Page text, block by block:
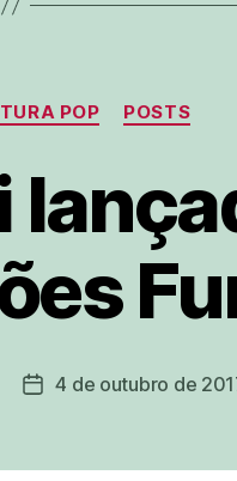
Categorias
POP POSTS
Data4 de outubro de